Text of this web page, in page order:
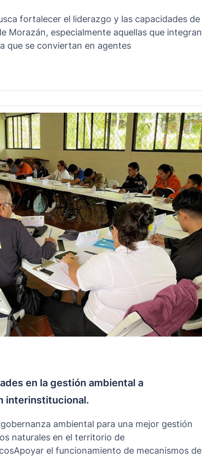
fortalecer el liderazgo y las capacidades de
Morazán, especialmente aquellas que integran
que se conviertan en agentes
en la gestión ambiental a
interinstitucional.
ambiental para una mejor gestión
naturales en el territorio de
el funcionamiento de mecanismos de